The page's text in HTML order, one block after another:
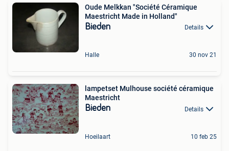
Oude Melkkan "Société Céramique
Maestricht Made in Holland"
Bieden Details
Halle 30 nov 21
lampetset Mulhouse société céramique
Maestricht
Bieden Details
Hoeilaart 10 feb 25